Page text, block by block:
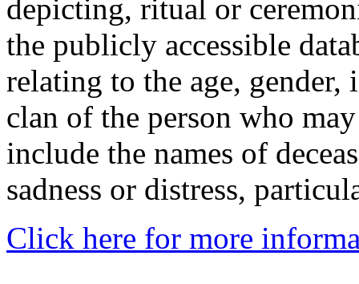
depicting, ritual or
the publicly accessible
relating to the age,
clan of the person who
include the names of
sadness or distress,
Click here for more